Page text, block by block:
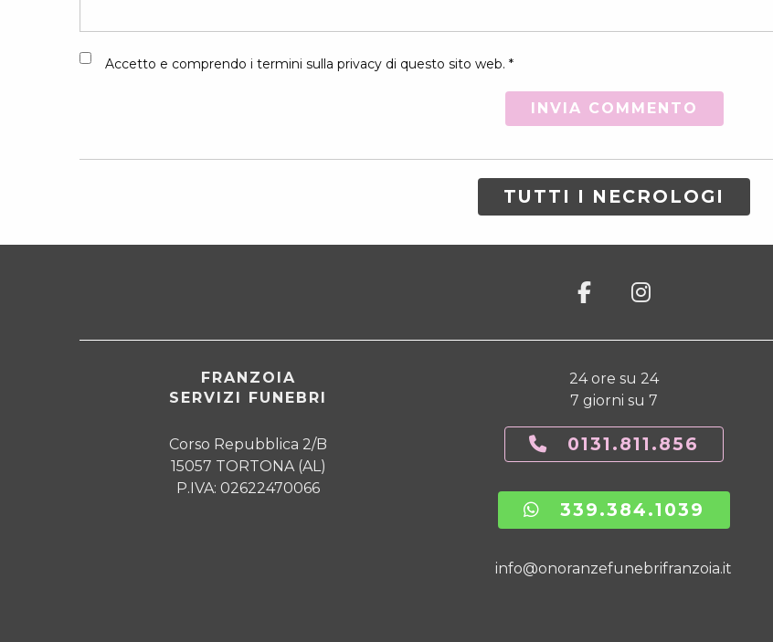
Accetto e comprendo i termini sulla privacy di questo sito web. *
TUTTI I NECROLOGI
FRANZOIA
SERVIZI FUNEBRI
Corso Repubblica 2/B
15057 TORTONA (AL)
P.IVA: 02622470066
24 ore su 24
7 giorni su 7
0131.811.856
339.384.1039
info@onoranzefunebrifranzoia.it